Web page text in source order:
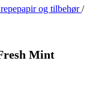
og tilbehør/
Mint